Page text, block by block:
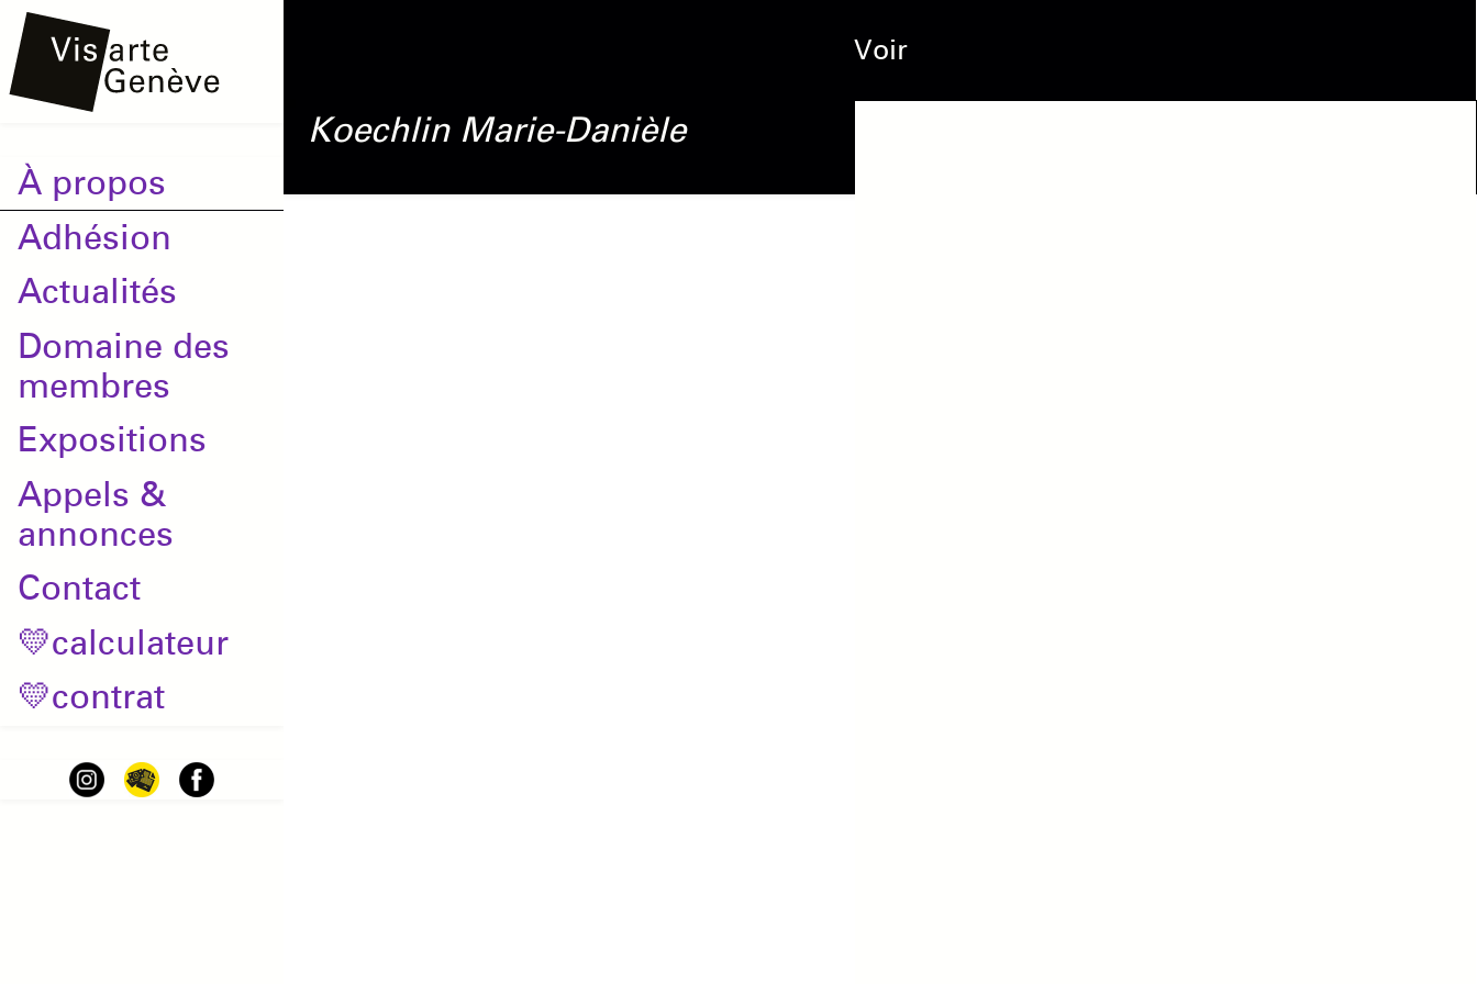
Aller
au
contenu
Main
navigation
À propos
Adhésion
Actualités
Domaine des
membres
Expositions
Appels &
annonces
Contact
💛calculateur
💛contrat
Voir
Koechlin Marie-Danièle